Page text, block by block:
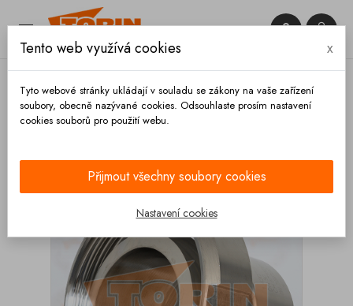
 

Tento web využívá cookies x
Tyto webové stránky ukládají v souladu se zákony na vaše zařízení
soubory, obecně nazývané cookies. Odsouhlaste prosím nastavení
cookies souborů pro použití webu.
Přijmout všechny soubory cookies
Nastavení cookies